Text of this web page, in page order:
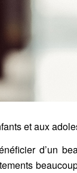
et aux
d’un